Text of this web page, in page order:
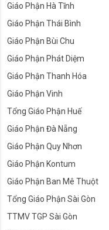
Giáo Phận Hà Tĩnh
Giáo Phận Thái Bình
Giáo Phận Bùi Chu
Giáo Phận Phát Diệm
Giáo Phận Thanh Hóa
Giáo Phận Vinh
Tổng Giáo Phận Huế
Giáo Phận Đà Nẵng
Giáo Phận Quy Nhơn
Giáo Phận Kontum
Giáo Phận Ban Mê Thuột
Tổng Giáo Phận Sài Gòn
TTMV TGP Sài Gòn